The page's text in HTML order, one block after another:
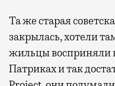
Та же старая
закрылась, хотели
жильцы восприняли
Патриках и так